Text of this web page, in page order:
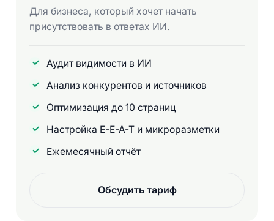
Для бизнеса, который хочет начать
присутствовать в ответах ИИ.
Аудит видимости в ИИ
Анализ конкурентов и источников
Оптимизация до 10 страниц
Настройка E-E-A-T и микроразметки
Ежемесячный отчёт
Обсудить тариф